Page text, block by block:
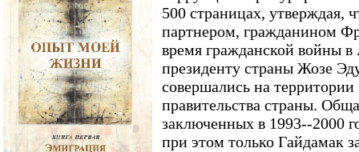
500 страницах, утверждая,
партнером, гражданином
время гражданской войны
президенту страны Жозе
совершались на
правительства страны.
заключенных в 1993--2000
при этом только Гайдамак